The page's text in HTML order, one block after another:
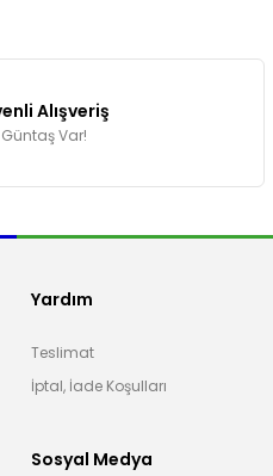
Alışveriş
Güntaş Var!
Yardım
Teslimat
İptal, İade Koşulları
Sosyal Medya